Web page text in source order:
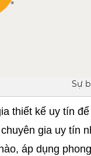
Sự
thiết kế uy tín
gia uy tín
áp dụng